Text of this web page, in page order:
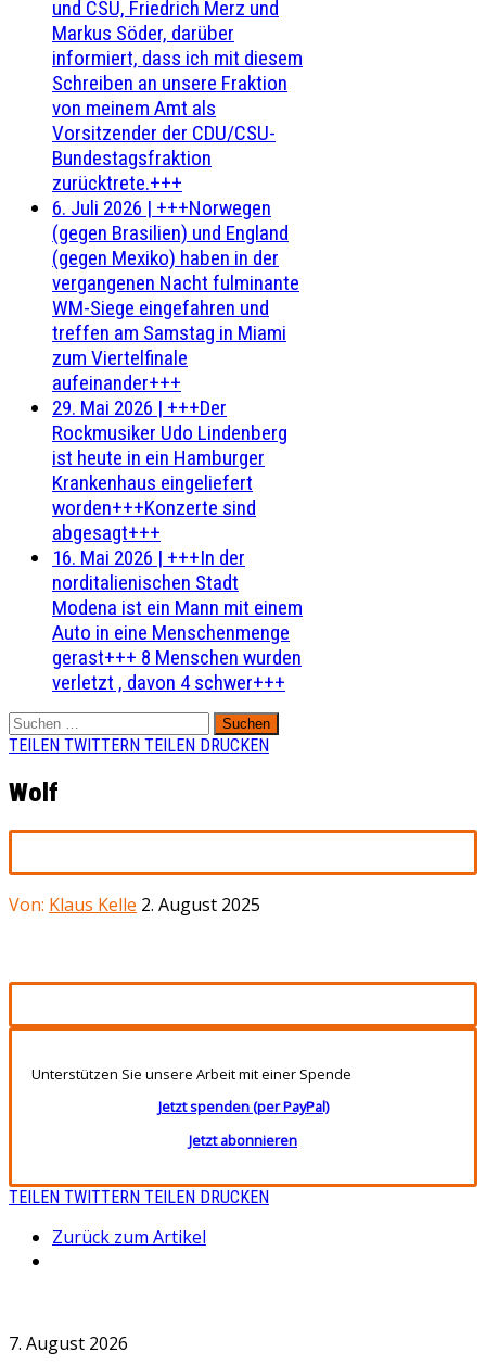
und CSU, Friedrich Merz und
Markus Söder, darüber
informiert, dass ich mit diesem
Schreiben an unsere Fraktion
von meinem Amt als
Vorsitzender der CDU/CSU-
Bundestagsfraktion
zurücktrete.+++
6. Juli 2026 | +++Norwegen
(gegen Brasilien) und England
(gegen Mexiko) haben in der
vergangenen Nacht fulminante
WM-Siege eingefahren und
treffen am Samstag in Miami
zum Viertelfinale
aufeinander+++
29. Mai 2026 | +++Der
Rockmusiker Udo Lindenberg
ist heute in ein Hamburger
Krankenhaus eingeliefert
worden+++Konzerte sind
abgesagt+++
16. Mai 2026 | +++In der
norditalienischen Stadt
Modena ist ein Mann mit einem
Auto in eine Menschenmenge
gerast+++ 8 Menschen wurden
verletzt , davon 4 schwer+++
Suchen
nach:
TEILEN TWITTERN TEILEN DRUCKEN
Wolf
Von: Klaus Kelle 2. August 2025
Unterstützen Sie unsere Arbeit mit einer Spende
Jetzt spenden (per PayPal)
Jetzt abonnieren
TEILEN TWITTERN TEILEN DRUCKEN
Zurück zum Artikel
7. August 2026